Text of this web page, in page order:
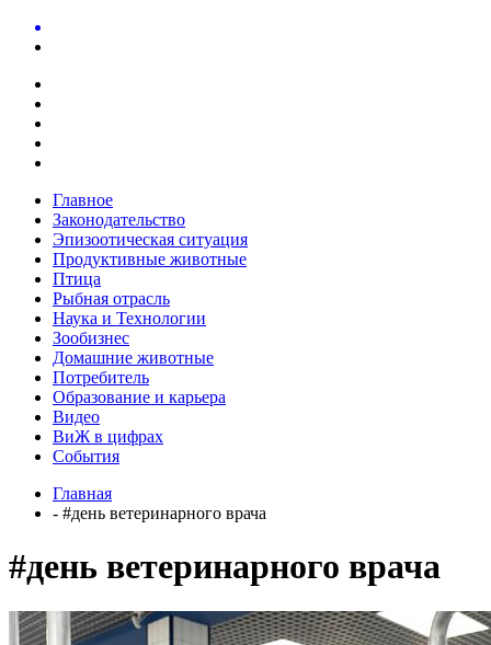
Главное
Законодательство
Эпизоотическая ситуация
Продуктивные животные
Птица
Рыбная отрасль
Наука и Технологии
Зообизнес
Домашние животные
Потребитель
Образование и карьера
Видео
ВиЖ в цифрах
События
Главная
- #день ветеринарного врача
#день ветеринарного врача